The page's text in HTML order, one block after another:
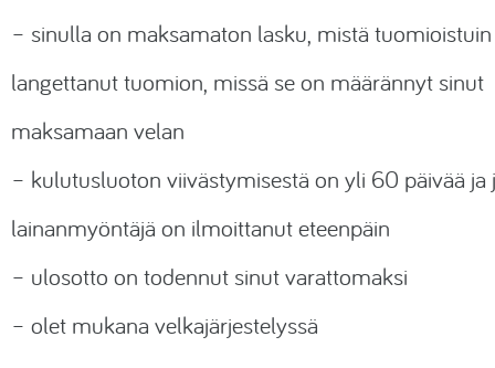
– sinulla on maksamaton lasku, mistä
langettanut tuomion, missä se on määrännyt sinut
maksamaan velan
– kulutusluoton viivästymisestä on yli 60 päivää ja
lainanmyöntäjä on ilmoittanut eteenpäin
– ulosotto on todennut sinut varattomaksi
– olet mukana velkajärjestelyssä